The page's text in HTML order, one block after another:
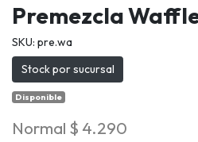
Premezcla
SKU: pre.wa
Stock por sucursal
Disponible
Normal $ 4.290